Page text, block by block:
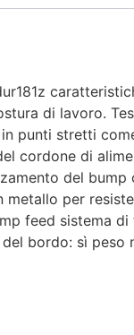
di lavoro.
punti stretti
cordone di
del
per
feed sistema
bordo: sì